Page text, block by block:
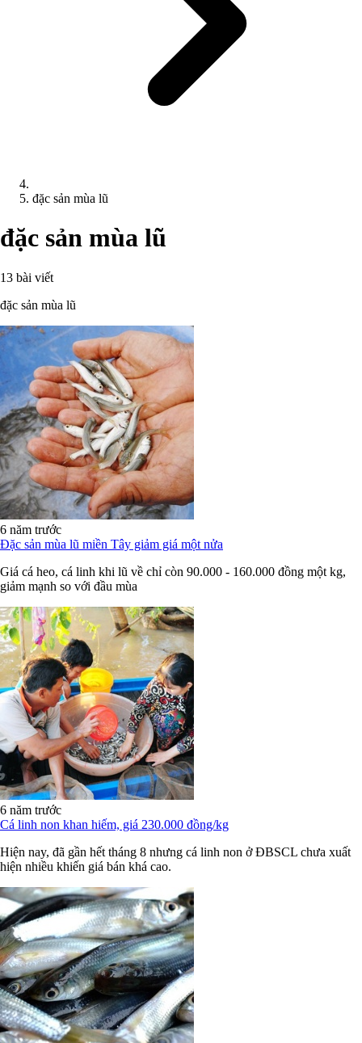
đặc sản mùa lũ
đặc sản mùa lũ
13 bài viết
đặc sản mùa lũ
6 năm trước
Đặc sản mùa lũ miền Tây giảm giá một nửa
Giá cá heo, cá linh khi lũ về chỉ còn 90.000 - 160.000 đồng một kg,
giảm mạnh so với đầu mùa
6 năm trước
Cá linh non khan hiếm, giá 230.000 đồng/kg
Hiện nay, đã gần hết tháng 8 nhưng cá linh non ở ĐBSCL chưa xuất
hiện nhiều khiến giá bán khá cao.